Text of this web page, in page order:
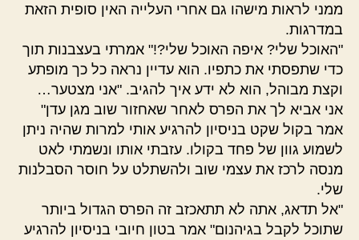
ממני לראות מישהו גם אחרי העלייה האין סופית הזאת
במדרגות.
"האוכל שלי? איפה האוכל שלי?!" אמרתי בעצבנות תוך
כדי שתפסתי את כתפיו. הוא עדיין נראה כל כך מופתע
וקצת מבוהל, הוא לא ידע איך להגיב. "אני מצטער…
אני אביא לך את הפרס לאחר שאחזור שוב מגן עדן"
אמר בקול שקט בניסיון להרגיע אותי למרות שהיה ניתן
לשמוע גוון של פחד בקולו. עזבתי אותו ונשמתי לאט
מנסה לרכז את עצמי שוב ולהשתלט על חוסר הסבלנות
שלי.
"אל תדאג, אתה לא תתאכזב זה הפרס הגדול ביותר
שתוכל לקבל בגיהנום" אמר בטון חיובי בניסיון להרגיע